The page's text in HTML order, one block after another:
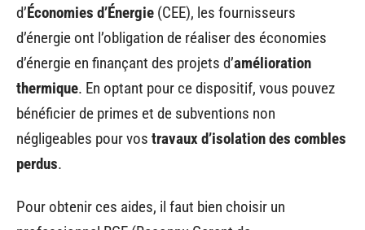
d’Économies d’Énergie (CEE), les fournisseurs
d’énergie ont l’obligation de réaliser des économies
d’énergie en finançant des projets d’amélioration
thermique. En optant pour ce dispositif, vous pouvez
bénéficier de primes et de subventions non
négligeables pour vos travaux d’isolation des combles
perdus.
Pour obtenir ces aides, il faut bien choisir un